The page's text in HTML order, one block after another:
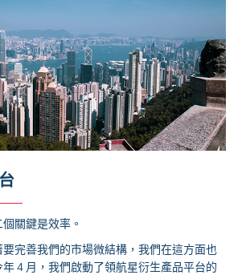
關鍵是效率。
完善我們的市場微結構，我們在這方面也
4 月，我們啟動了領航星衍生產品平台的